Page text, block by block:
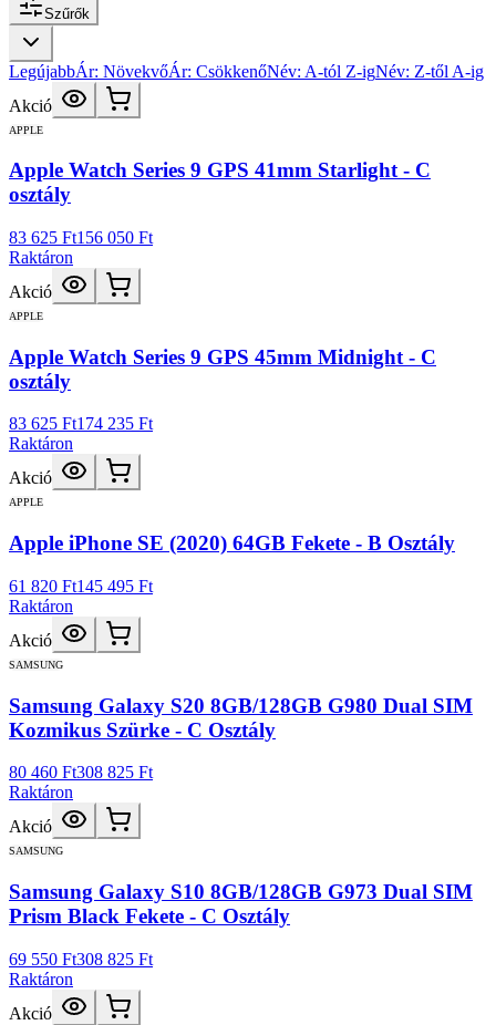
Szűrők
LegújabbÁr: NövekvőÁr: CsökkenőNév: A-tól Z-igNév: Z-től A-ig
Akció
APPLE
Apple Watch Series 9 GPS 41mm Starlight - C
osztály
83 625 Ft156 050 Ft
Raktáron
Akció
APPLE
Apple Watch Series 9 GPS 45mm Midnight - C
osztály
83 625 Ft174 235 Ft
Raktáron
Akció
APPLE
Apple iPhone SE (2020) 64GB Fekete - B Osztály
61 820 Ft145 495 Ft
Raktáron
Akció
SAMSUNG
Samsung Galaxy S20 8GB/128GB G980 Dual SIM
Kozmikus Szürke - C Osztály
80 460 Ft308 825 Ft
Raktáron
Akció
SAMSUNG
Samsung Galaxy S10 8GB/128GB G973 Dual SIM
Prism Black Fekete - C Osztály
69 550 Ft308 825 Ft
Raktáron
Akció